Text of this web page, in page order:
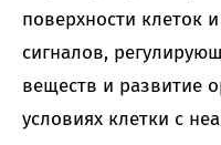
поверхности клеток
сигналов,
веществ и развитие
условиях клетки с